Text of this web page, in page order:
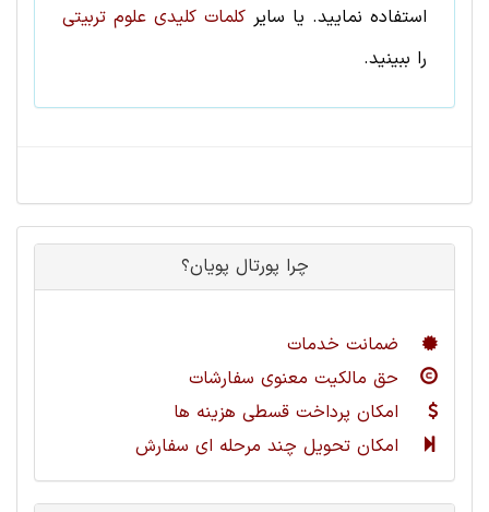
استفاده نمایید. یا سایر کلمات کلیدی علوم تربيتی
را ببینید.
چرا پورتال پویان؟
ضمانت خدمات
حق مالکیت معنوی سفارشات
امکان پرداخت قسطی هزینه ها
امکان تحویل چند مرحله ای سفارش